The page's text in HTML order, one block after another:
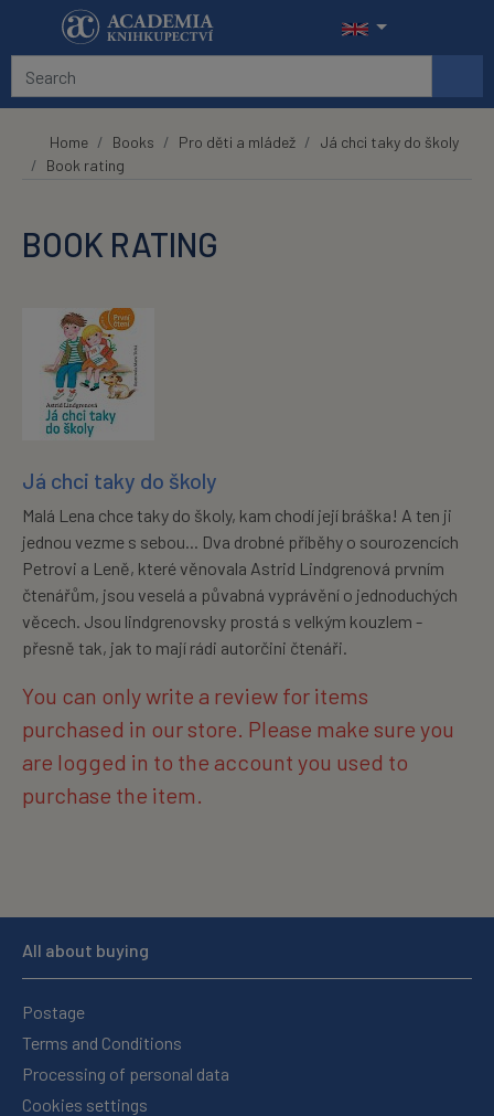
Skip to main content
Home Books Pro děti a mládež
Já chci taky do školy
Book rating
BOOK RATING
Já chci taky do školy
Malá Lena chce taky do školy, kam chodí její bráška! A ten ji
jednou vezme s sebou... Dva drobné příběhy o sourozencích
Petrovi a Leně, které věnovala Astrid Lindgrenová prvním
čtenářům, jsou veselá a půvabná vyprávění o jednoduchých
věcech. Jsou lindgrenovsky prostá s velkým kouzlem -
přesně tak, jak to mají rádi autorčini čtenáři.
You can only write a review for items
purchased in our store. Please make sure you
are logged in to the account you used to
purchase the item.
All about buying
Postage
Terms and Conditions
Processing of personal data
Cookies settings